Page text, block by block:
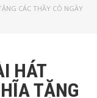
CÁC THẦY CÔ NGÀY
HÁT
TẶNG